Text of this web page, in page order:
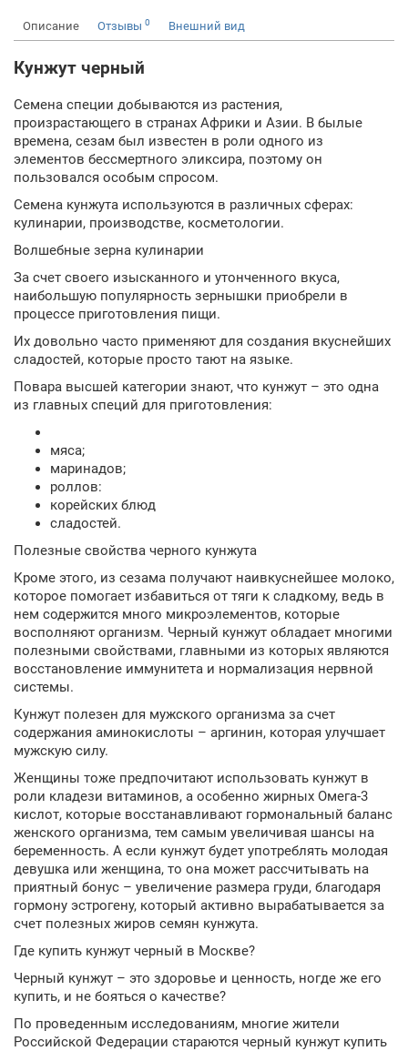
Описание Отзывы 0 Внешний вид
Кунжут черный
Семена специи добываются из растения,
произрастающего в странах Африки и Азии. В былые
времена, сезам был известен в роли одного из
элементов бессмертного эликсира, поэтому он
пользовался особым спросом.
Семена кунжута используются в различных сферах:
кулинарии, производстве, косметологии.
Волшебные зерна кулинарии
За счет своего изысканного и утонченного вкуса,
наибольшую популярность зернышки приобрели в
процессе приготовления пищи.
Их довольно часто применяют для создания вкуснейших
сладостей, которые просто тают на языке.
Повара высшей категории знают, что кунжут – это одна
из главных специй для приготовления:
мяса;
маринадов;
роллов:
корейских блюд
сладостей.
Полезные свойства черного кунжута
Кроме этого, из сезама получают наивкуснейшее молоко,
которое помогает избавиться от тяги к сладкому, ведь в
нем содержится много микроэлементов, которые
восполняют организм. Черный кунжут обладает многими
полезными свойствами, главными из которых являются
восстановление иммунитета и нормализация нервной
системы.
Кунжут полезен для мужского организма за счет
содержания аминокислоты – аргинин, которая улучшает
мужскую силу.
Женщины тоже предпочитают использовать кунжут в
роли кладези витаминов, а особенно жирных Омега-3
кислот, которые восстанавливают гормональный баланс
женского организма, тем самым увеличивая шансы на
беременность. А если кунжут будет употреблять молодая
девушка или женщина, то она может рассчитывать на
приятный бонус – увеличение размера груди, благодаря
гормону эстрогену, который активно вырабатывается за
счет полезных жиров семян кунжута.
Где купить кунжут черный в Москве?
Черный кунжут – это здоровье и ценность, ногде же его
купить, и не бояться о качестве?
По проведенным исследованиям, многие жители
Российской Федерации стараются черный кунжут купить